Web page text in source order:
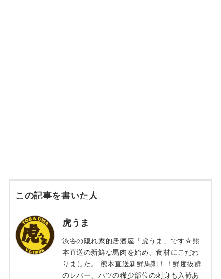
この記事を書いた人
虎うま
渋谷の隠れ家的居酒屋「虎うま」です☆熊
本直送の新鮮な馬肉を始め、食材にこだわ
りました。 熊本直送新鮮馬刺！！鮮度抜群
のレバー、ハツの稀少部位の刺身も入荷あ